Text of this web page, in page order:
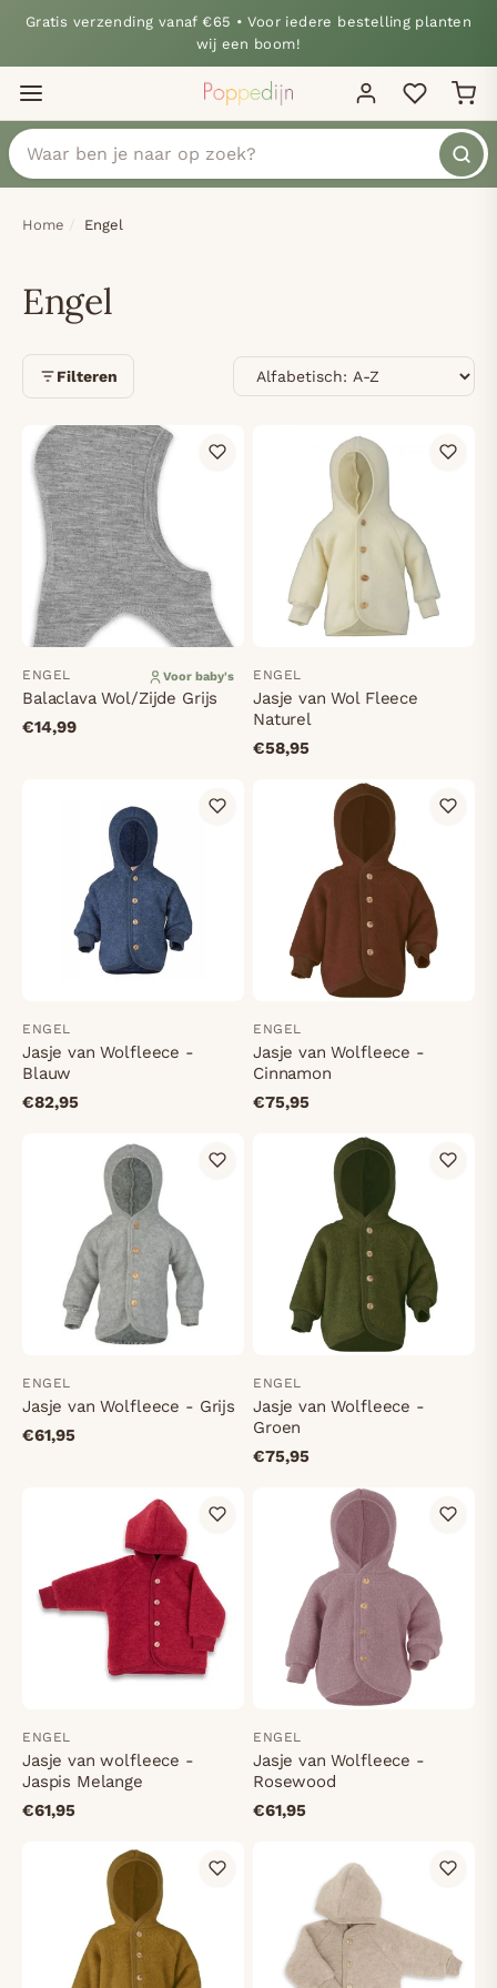
Gratis verzending vanaf €65 • Voor iedere bestelling planten
wij een boom!
Home Engel
Engel
Filteren Sorteren
ENGEL Voor baby's
Balaclava Wol/Zijde Grijs
€14,99
ENGEL
Jasje van Wol Fleece
Naturel
€58,95
ENGEL
Jasje van Wolfleece -
Blauw
€82,95
ENGEL
Jasje van Wolfleece -
Cinnamon
€75,95
ENGEL
Jasje van Wolfleece - Grijs
€61,95
ENGEL
Jasje van Wolfleece -
Groen
€75,95
ENGEL
Jasje van wolfleece -
Jaspis Melange
€61,95
ENGEL
Jasje van Wolfleece -
Rosewood
€61,95